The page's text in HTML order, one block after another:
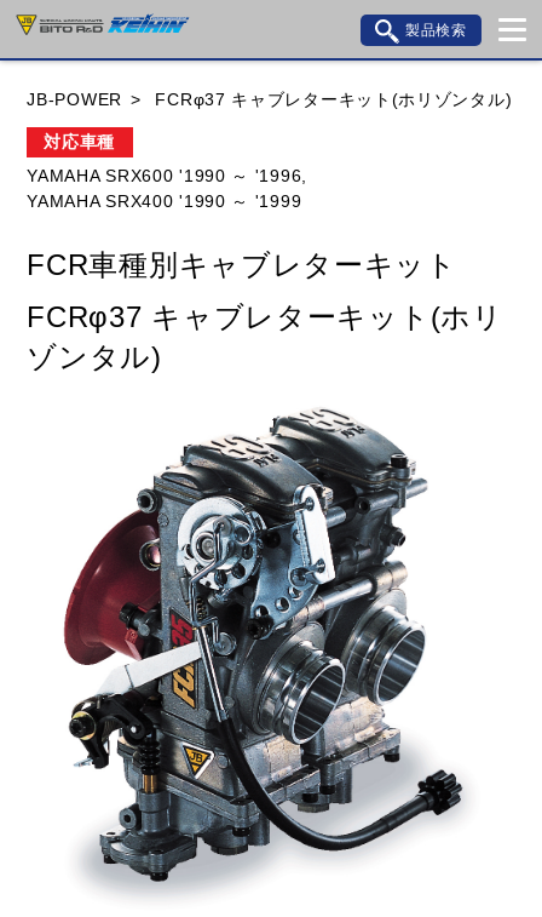
製品検索
KAWASAKI BMW DUCATI GILERA
HUSQVANA KTM MOTO GUZZI
TRIUMPH
閉じる
JB-POWER FCRφ37 キャブレターキット(ホリゾンタル)
対応車種
YAMAHA SRX600 '1990 ～ '1996,
YAMAHA SRX400 '1990 ～ '1999
FCR車種別キャブレターキット
FCRφ37 キャブレターキット(ホリ
ゾンタル)